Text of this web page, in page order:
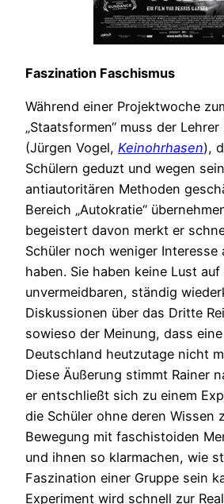
Faszination Faschismus
Während einer Projektwoche
„Staatsformen“ muss der Lehrer
(Jürgen Vogel, Keinohrhasen),
Schülern geduzt und wegen
antiautoritären Methoden
Bereich „Autokratie“
begeistert davon merkt er
Schüler noch weniger Interesse
haben. Sie haben keine Lust auf
unvermeidbaren, ständig
Diskussionen über das Dritte
sowieso der Meinung, dass
Deutschland heutzutage nicht
Diese Äußerung stimmt Rainer
er entschließt sich zu einem
die Schüler ohne deren Wissen
Bewegung mit faschistoiden
und ihnen so klarmachen, wie
Faszination einer Gruppe sein
Experiment wird schnell zur